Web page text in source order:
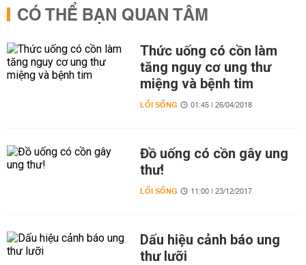
CÓ THỂ BẠN QUAN TÂM
Thức uống có cồn làm
tăng nguy cơ ung thư
miệng và bệnh tim
LỐI SỐNG 01:45 | 26/04/2018
Đồ uống có cồn gây ung
thư!
LỐI SỐNG 11:00 | 23/12/2017
Dấu hiệu cảnh báo ung
thư lưỡi